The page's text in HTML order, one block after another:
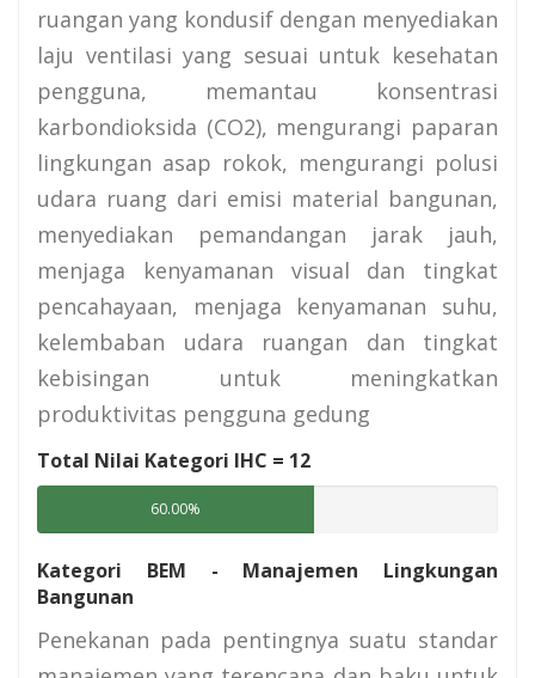
ruangan yang kondusif dengan menyediakan
laju ventilasi yang sesuai untuk kesehatan
pengguna, memantau konsentrasi
karbondioksida (CO2), mengurangi paparan
lingkungan asap rokok, mengurangi polusi
udara ruang dari emisi material bangunan,
menyediakan pemandangan jarak jauh,
menjaga kenyamanan visual dan tingkat
pencahayaan, menjaga kenyamanan suhu,
kelembaban udara ruangan dan tingkat
kebisingan untuk meningkatkan
produktivitas pengguna gedung
Total Nilai Kategori IHC = 12
60.00%
Kategori BEM - Manajemen Lingkungan
Bangunan
Penekanan pada pentingnya suatu standar